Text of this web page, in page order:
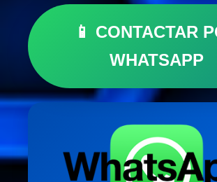
📱 CONTACTAR
WHATSAPP